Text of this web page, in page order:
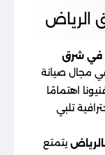
الرياض
في شرق
مجال صيانة
اهتمامًا
تلبي
يتمتع